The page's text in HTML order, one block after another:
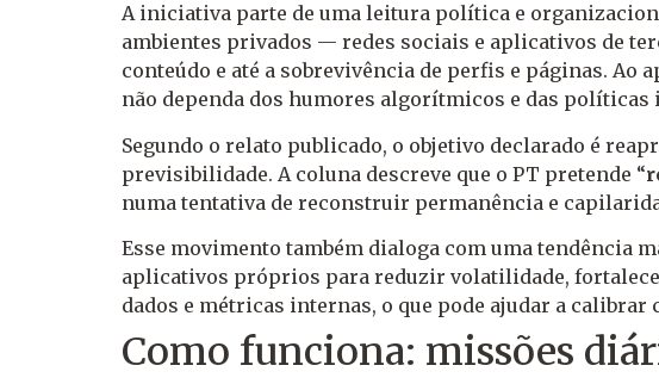
A iniciativa parte de uma leitura política e
ambientes privados — redes sociais e aplicativos de
conteúdo e até a sobrevivência de perfis e páginas.
não dependa dos humores algorítmicos e das políticas
Segundo o relato publicado, o objetivo declarado é
previsibilidade. A coluna descreve que o PT pretende “
numa tentativa de reconstruir permanência e
Esse movimento também dialoga com uma tendência
aplicativos próprios para reduzir volatilidade,
dados e métricas internas, o que pode ajudar a
Como funciona: missões